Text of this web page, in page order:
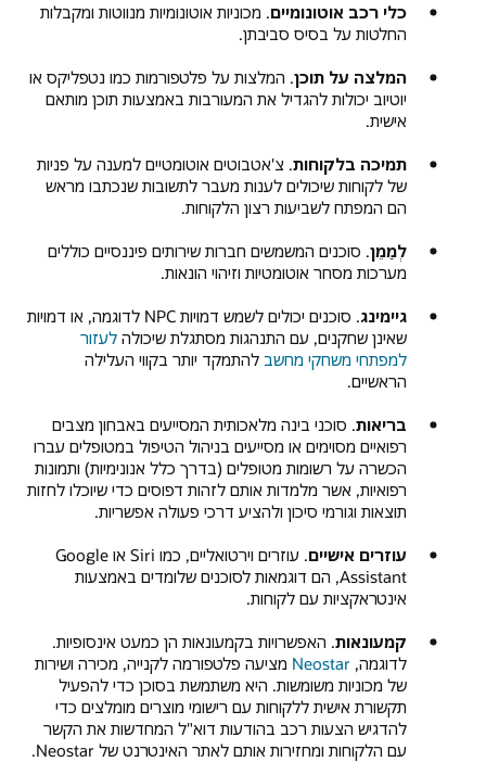
כלי רכב אוטונומיים. מכוניות אוטונומיות מנווטות ומקבלות
החלטות על בסיס סביבתן.
המלצה על תוכן. המלצות על פלטפורמות כמו נטפליקס או
יוטיוב יכולות להגדיל את המעורבות באמצעות תוכן מותאם
אישית.
תמיכה בלקוחות. צ'אטבוטים אוטומטיים למענה על פניות
של לקוחות שיכולים לענות מעבר לתשובות שנכתבו מראש
הם המפתח לשביעות רצון הלקוחות.
לְמַמֵן. סוכנים המשמשים חברות שירותים פיננסיים כוללים
מערכות מסחר אוטומטיות וזיהוי הונאות.
גיימינג
. סוכנים יכולים לשמש דמויות NPC לדוגמה, או דמויות
שאינן שחקנים, עם התנהגות מסתגלת שיכולהלעזור
למפתחי משחקי מחשב להתמקד יותר בקווי העלילה
הראשיים.
בריאות. סוכני בינה מלאכותית המסייעים באבחון מצבים
רפואיים מסוימים או מסייעים בניהול הטיפול במטופלים עברו
הכשרה על רשומות מטופלים (בדרך כלל אנונימיות) ותמונות
רפואיות, אשר מלמדות אותם לזהות דפוסים כדי שיוכלו לחזות
תוצאות וגורמי סיכון ולהציע דרכי פעולה אפשריות.
עוזרים אישיים
. עוזרים וירטואליים, כמו Siri או Google
Assistant, הם דוגמאות לסוכנים שלומדים באמצעות
אינטראקציות עם לקוחות.
קמעונאות. האפשרויות בקמעונאות הן כמעט אינסופיות.
לדוגמה, Neostar מציעה פלטפורמה לקנייה, מכירה ושירות
של מכוניות משומשות. היא משתמשת בסוכן כדי להפעיל
תקשורת אישית ללקוחות עם רישומי מוצרים מומלצים כדי
להדגיש הצעות רכב בהודעות דוא"ל המחדשות את הקשר
עם הלקוחות ומחזירות אותם לאתר האינטרנט של Neostar.